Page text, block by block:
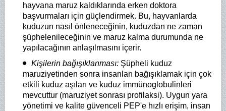
hayvana maruz kaldıklarında erken doktora
başvurmaları için güçlendirmek. Bu, hayvanlarda
kuduzun nasıl önleneceğinin, kuduzdan ne zaman
şüphelenileceğinin ve maruz kalma durumunda ne
yapılacağının anlaşılmasını içerir.
Kişilerin bağışıklanması: Şüpheli kuduz
maruziyetinden sonra insanları bağışıklamak için çok
etkili kuduz aşıları ve kuduz immünoglobulinleri
mevcuttur (maruziyet sonrası profilaksi). Uygun yara
yönetimi ve kalite güvenceli PEP'e hızlı erişim, insan